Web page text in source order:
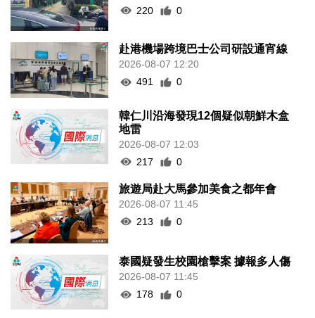
220 0
赴港機場跨境巴士公司研設通宵線
2026-08-07 12:20
491
0
韓仁川沿海發現12個疑似朝鮮木盒
地雷
2026-08-07 12:03
217
0
旅遊局赴大馬參加美食之都年會
2026-08-07 11:45
213
0
泰國疑發生校園槍擊案 據報多人傷
2026-08-07 11:45
178
0